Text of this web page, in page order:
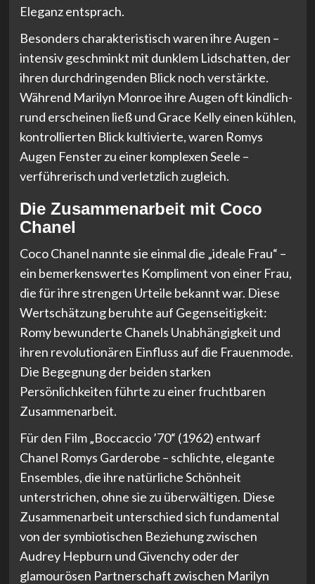
Eleganz entsprach.
Besonders charakteristisch waren ihre Augen –
intensiv geschminkt mit dunklem Lidschatten, der
ihren durchdringenden Blick noch verstärkte.
Während Marilyn Monroe ihre Augen oft kindlich-
rund erscheinen ließ und Grace Kelly einen kühlen,
kontrollierten Blick kultivierte, waren Romys
Augen Fenster zu einer komplexen Seele –
verführerisch und verletzlich zugleich.
Die Zusammenarbeit mit Coco
Chanel
Coco Chanel nannte sie einmal die „ideale Frau“ –
ein bemerkenswertes Kompliment von einer Frau,
die für ihre strengen Urteile bekannt war. Diese
Wertschätzung beruhte auf Gegenseitigkeit:
Romy bewunderte Chanels Unabhängigkeit und
ihren revolutionären Einfluss auf die Frauenmode.
Die Begegnung der beiden starken
Persönlichkeiten führte zu einer fruchtbaren
Zusammenarbeit.
Für den Film „Boccaccio ’70“ (1962) entwarf
Chanel Romys Garderobe – schlichte, elegante
Ensembles, die ihre natürliche Schönheit
unterstrichen, ohne sie zu überwältigen. Diese
Zusammenarbeit unterschied sich fundamental
von der symbiotischen Beziehung zwischen
Audrey Hepburn und Givenchy oder der
glamourösen Partnerschaft zwischen Marilyn